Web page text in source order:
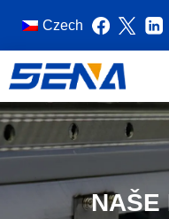
Czech
NAŠE